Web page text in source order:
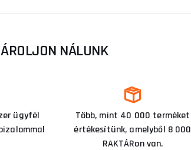
NÁLUNK
ügyfél
Több, mint 40 000 terméket
értékesítünk, amelyből 8 000
RAKTÁRon van.